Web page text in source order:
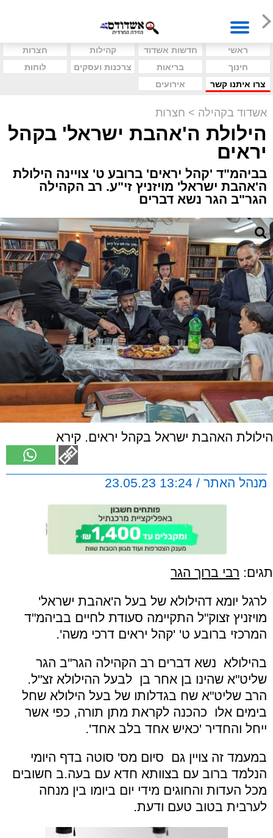
ראשי חדשות אשדוד קהילות
חצרות
חינוך
בריאות צרכנות ועסקים
לוחות
צרו איתנו קשר
אירועים
אשדוד בקהילה > חצרות
הילולת ה'אהבת ישראל' בקהל
יראים
בביהמ"ד 'קהל יראים' ברובע ט' צויינה הילולת
ה'אהבת ישראל' מויזניץ זי"ע. רב הקהילה
הגר"ב הגר נשא דברים
הילולת האהבת ישראל בקהל יראים. קירא
מנהל האתר / 13:24 23.05.23
תגים: רבי ברוך הגר
לרגל יומא דהילולא של בעל ה'אהבת ישראל'
מויזניץ זצוק"ל התקיימה סעודת לחיים בביהמ"ד
המרכזי ברובע ט' 'קהל יראים דרכי משה'.
בהילולא נשא דברים רב הקהילה הגר"ב הגר
שליט"א שהינו בן אחר בן לבעל ההילולא זצ"ל.
הרב שליט"א שח בגדלותו של בעל הילולא שחל
בימים אלו כהכנה לקראת מתן תורה, כפי אשר
ייחל והחדיר 'כאיש אחד בלב אחד'.
במעמד זה צויין גם סיום מס' סוטה בדף היומי
הנלמד ברוב עם בצוותא חדא עם בעה.ב חשובים
מכל העדות והחוגים מידי יום ביומו בין מנחה
לערבית בטוב טעם ודעת.